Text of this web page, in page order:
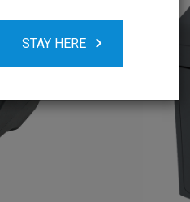
STAY HERE